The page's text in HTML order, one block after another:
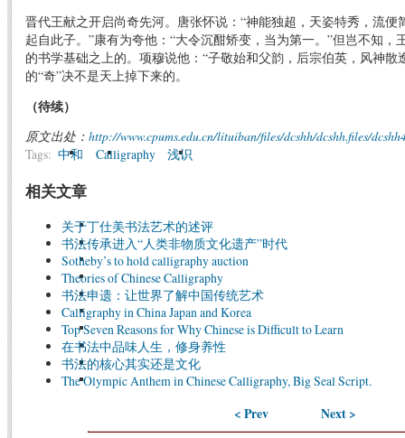
晋代王献之开启尚奇先河。唐张怀说：“神能独超，天姿特秀，流便
起自此子。”康有为夸他：“大令沉酣矫变，当为第一。”但岂不知，
的书学基础之上的。项穆说他：“子敬始和父韵，后宗伯英，风神散
的“奇”决不是天上掉下来的。
（待续）
原文出处： http://www.cpums.edu.cn/lituiban/files/dcshh/dcshh.files/
Tags: 中和 Calligraphy 浅识
相关文章
关于丁仕美书法艺术的述评
书法传承进入“人类非物质文化遗产”时代
Sotheby’s to hold calligraphy auction
Theories of Chinese Calligraphy
书法申遗：让世界了解中国传统艺术
Calligraphy in China Japan and Korea
Top Seven Reasons for Why Chinese is Difficult to Learn
在书法中品味人生，修身养性
书法的核心其实还是文化
The Olympic Anthem in Chinese Calligraphy, Big Seal Script.
< Prev Next >